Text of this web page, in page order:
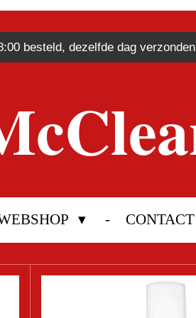
besteld, dezelfde dag
CONTACT